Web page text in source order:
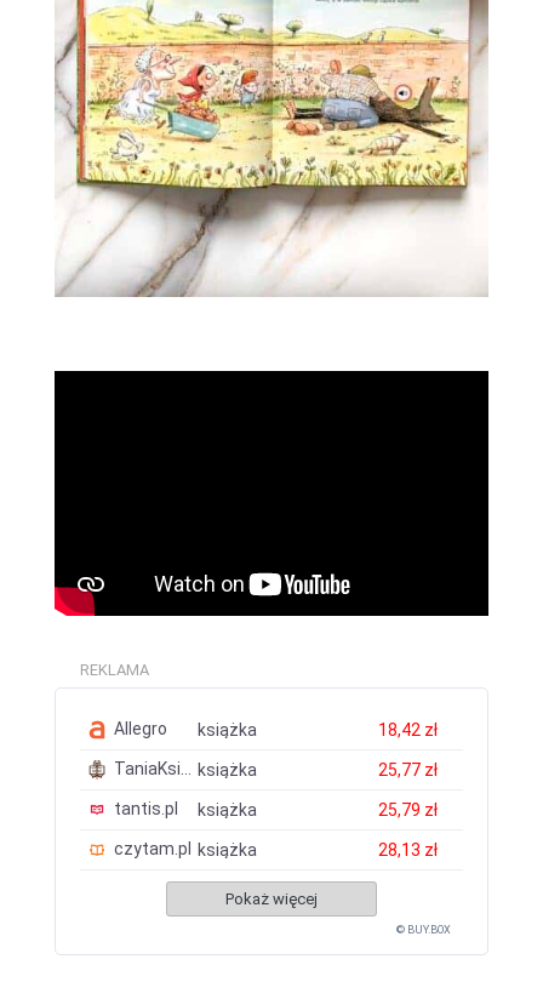
REKLAMA
Allegro książka
18,42 zł
TaniaKsiazka.pl
książka
25,77 zł
tantis.pl
książka
25,79 zł
czytam.pl
książka 28,13 zł
Pokaż więcej
© BUY.BOX